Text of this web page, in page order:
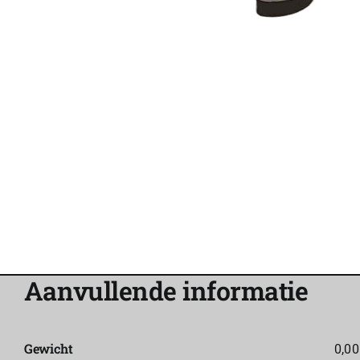
Aanvullende informatie
Gewicht